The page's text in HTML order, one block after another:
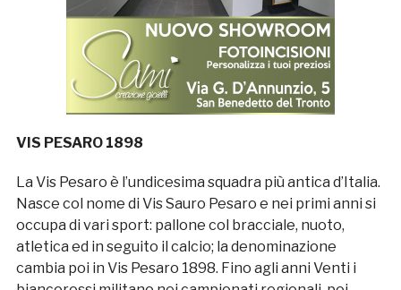
VIS PESARO 1898
La Vis Pesaro è l’undicesima squadra più antica d’Italia.
Nasce col nome di Vis Sauro Pesaro e nei primi anni si
occupa di vari sport: pallone col bracciale, nuoto,
atletica ed in seguito il calcio; la denominazione
cambia poi in Vis Pesaro 1898. Fino agli anni Venti i